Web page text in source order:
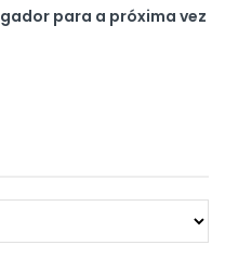
para a próxima vez